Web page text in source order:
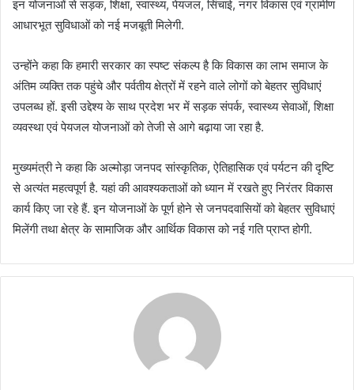
इन योजनाओं से सड़क, शिक्षा, स्वास्थ्य, पेयजल, सिंचाई, नगर विकास एवं ग्रामीण
आधारभूत सुविधाओं को नई मजबूती मिलेगी.
उन्होंने कहा कि हमारी सरकार का स्पष्ट संकल्प है कि विकास का लाभ समाज के
अंतिम व्यक्ति तक पहुंचे और पर्वतीय क्षेत्रों में रहने वाले लोगों को बेहतर सुविधाएं
उपलब्ध हों. इसी उद्देश्य के साथ प्रदेश भर में सड़क संपर्क, स्वास्थ्य सेवाओं, शिक्षा
व्यवस्था एवं पेयजल योजनाओं को तेजी से आगे बढ़ाया जा रहा है.
मुख्यमंत्री ने कहा कि अल्मोड़ा जनपद सांस्कृतिक, ऐतिहासिक एवं पर्यटन की दृष्टि
से अत्यंत महत्वपूर्ण है. यहां की आवश्यकताओं को ध्यान में रखते हुए निरंतर विकास
कार्य किए जा रहे हैं. इन योजनाओं के पूर्ण होने से जनपदवासियों को बेहतर सुविधाएं
मिलेंगी तथा क्षेत्र के सामाजिक और आर्थिक विकास को नई गति प्राप्त होगी.